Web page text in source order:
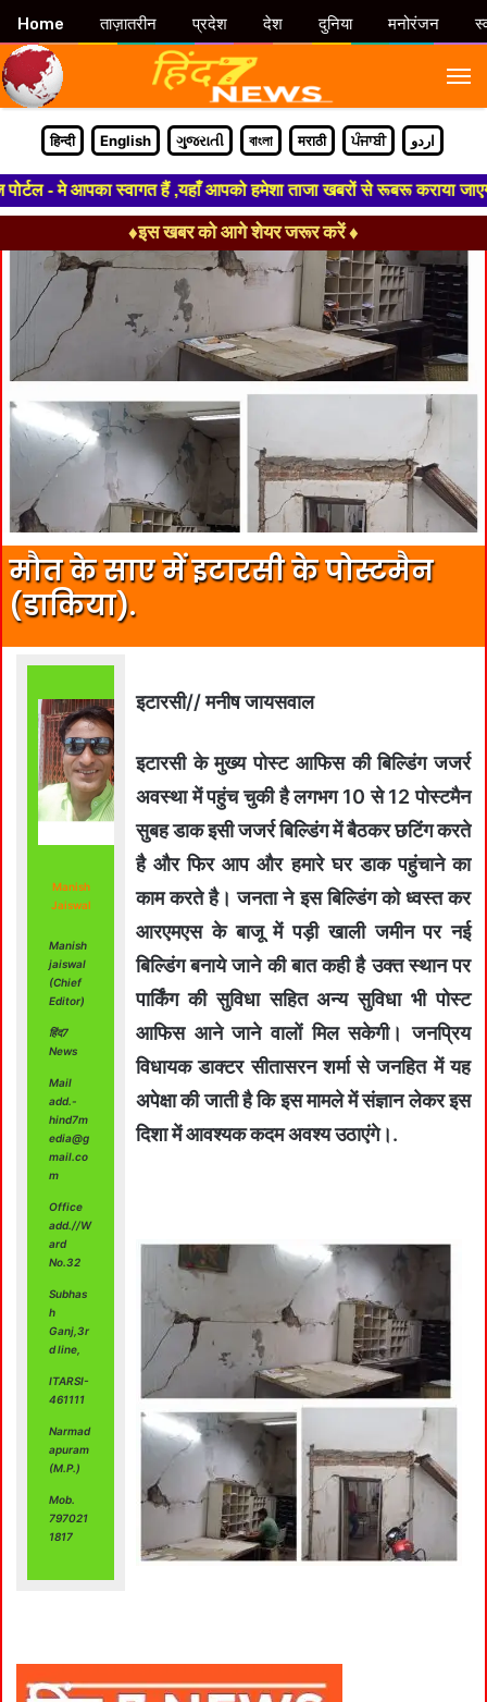
हिन्दी English ગુજરાતી বাংলা मराठी ਪੰਜਾਬੀ اردو
- मे आपका स्वागत हैं ,यहाँ आपको हमेशा ताजा खबरों से रूबरू कराया
♦इस खबर को आगे शेयर जरूर करें ♦
मौत के साए में इटारसी के पोस्टमैन
(डाकिया).
Manish
Jaiswal
Manish
jaiswal
(Chief
Editor)
हिंद7
News
Mail
add.-
hind7m
edia@g
mail.co
m
Office
add.//W
ard
No.32
Subhas
h
Ganj,3r
d line,
ITARSI-
461111
Narmad
apuram
(M.P.)
Mob.
797021
1817
इटारसी// मनीष जायसवाल
इटारसी के मुख्य पोस्ट आफिस की बिल्डिंग जजर्र
अवस्था में पहुंच चुकी है लगभग 10 से 12 पोस्टमैन
सुबह डाक इसी जजर्र बिल्डिंग में बैठकर छटिंग करते
है और फिर आप और हमारे घर डाक पहुंचाने का
काम करते है। जनता ने इस बिल्डिंग को ध्वस्त कर
आरएमएस के बाजू में पड़ी खाली जमीन पर नई
बिल्डिंग बनाये जाने की बात कही है उक्त स्थान पर
पार्किंग की सुविधा सहित अन्य सुविधा भी पोस्ट
आफिस आने जाने वालों मिल सकेगी। जनप्रिय
विधायक डाक्टर सीतासरन शर्मा से जनहित में यह
अपेक्षा की जाती है कि इस मामले में संज्ञान लेकर इस
दिशा में आवश्यक कदम अवश्य उठाएंगे।.
Home ताज़ातरीन प्रदेश देश दुनिया मनोरंजन